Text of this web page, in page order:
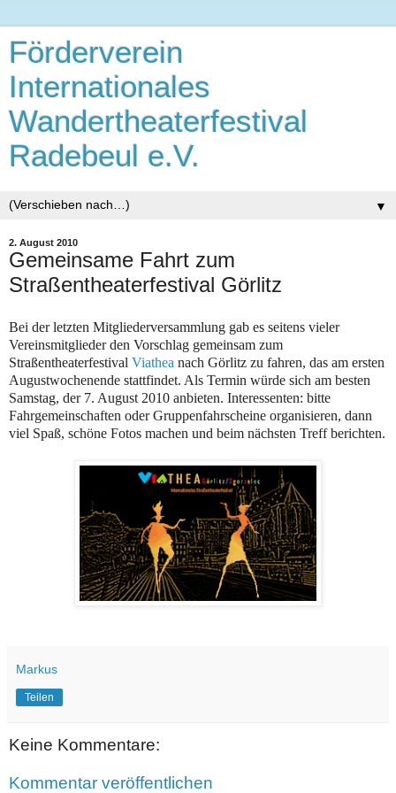
Förderverein
Internationales
Wandertheaterfestival
Radebeul e.V.
▼
2. August 2010
Gemeinsame Fahrt zum
Straßentheaterfestival Görlitz
Bei der letzten Mitgliederversammlung gab es seitens vieler
Vereinsmitglieder den Vorschlag gemeinsam zum
Straßentheaterfestival Viathea nach Görlitz zu fahren, das am ersten
Augustwochenende stattfindet. Als Termin würde sich am besten
Samstag, der 7. August 2010 anbieten. Interessenten: bitte
Fahrgemeinschaften oder Gruppenfahrscheine organisieren, dann
viel Spaß, schöne Fotos machen und beim nächsten Treff berichten.
Markus
Teilen
Keine Kommentare:
Kommentar veröffentlichen